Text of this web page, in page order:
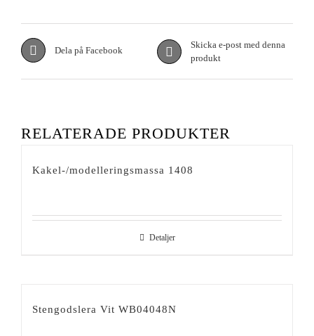
Dela på Facebook
Skicka e-post med denna
produkt
RELATERADE PRODUKTER
Kakel-/modelleringsmassa 1408
Detaljer
Stengodslera Vit WB04048N